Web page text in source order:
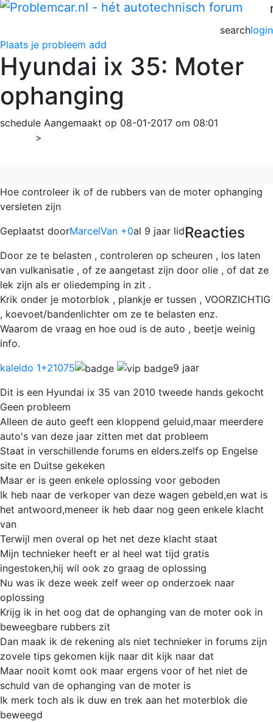
login
search
Plaats je probleem add
Hyundai ix 35: Moter
ophanging
schedule Aangemaakt op 08-01-2017 om 08:01
>
Hoe controleer ik of de rubbers van de moter ophanging
versleten zijn
Geplaatst doorMarcelVan +0al 9 jaar lidReacties
Door ze te belasten , controleren op scheuren , los laten
van vulkanisatie , of ze aangetast zijn door olie , of dat ze
lek zijn als er oliedemping in zit .
Krik onder je motorblok , plankje er tussen , VOORZICHTIG
, koevoet/bandenlichter om ze te belasten enz.
Waarom de vraag en hoe oud is de auto , beetje weinig
info.
kaleido 1+21075
9 jaar
Dit is een Hyundai ix 35 van 2010 tweede hands gekocht
Geen probleem
Alleen de auto geeft een kloppend geluid,maar meerdere
auto's van deze jaar zitten met dat probleem
Staat in verschillende forums en elders.zelfs op Engelse
site en Duitse gekeken
Maar er is geen enkele oplossing voor geboden
Ik heb naar de verkoper van deze wagen gebeld,en wat is
het antwoord,meneer ik heb daar nog geen enkele klacht
van
Terwijl men overal op het net deze klacht staat
Mijn technieker heeft er al heel wat tijd gratis
ingestoken,hij wil ook zo graag de oplossing
Nu was ik deze week zelf weer op onderzoek naar
oplossing
Krijg ik in het oog dat de ophanging van de moter ook in
beweegbare rubbers zit
Dan maak ik de rekening als niet technieker in forums zijn
zovele tips gekomen kijk naar dit kijk naar dat
Maar nooit komt ook maar ergens voor of het niet de
schuld van de ophanging van de moter is
Ik merk toch als ik duw en trek aan het moterblok die
beweegd